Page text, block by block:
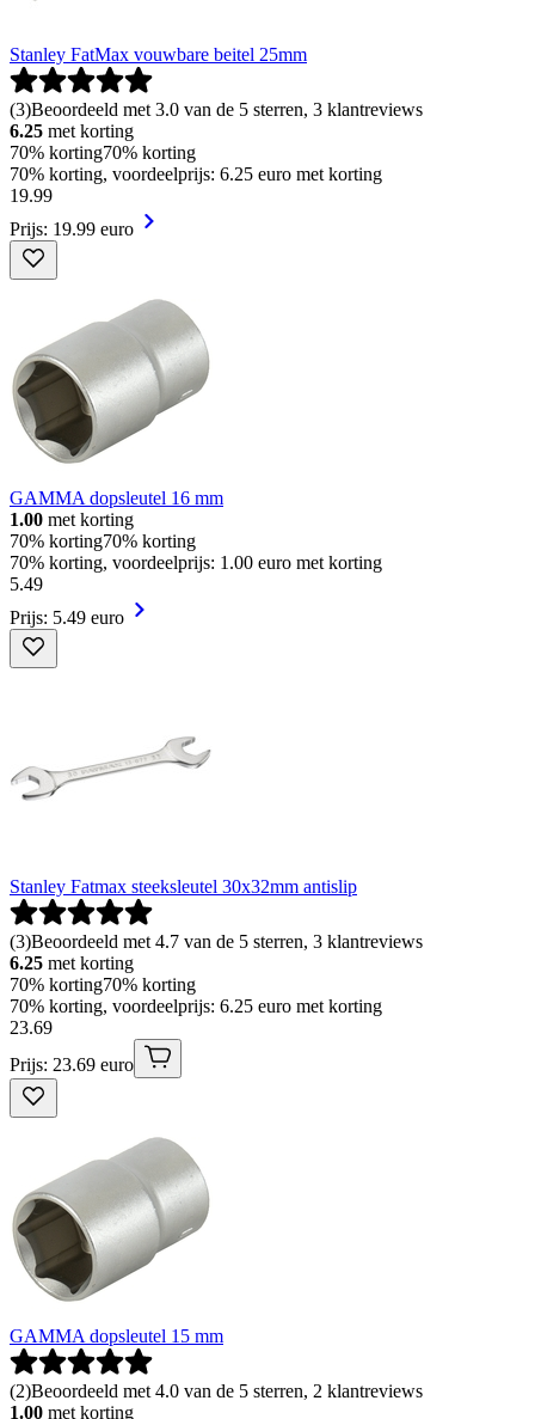
Stanley FatMax vouwbare beitel 25mm
(3)Beoordeeld met 3.0 van de 5 sterren, 3 klantreviews
6.25 met korting
70% korting70% korting
70% korting, voordeelprijs: 6.25 euro met korting
19.99
Prijs: 19.99 euro
GAMMA dopsleutel 16 mm
1.00 met korting
70% korting70% korting
70% korting, voordeelprijs: 1.00 euro met korting
5.49
Prijs: 5.49 euro
Stanley Fatmax steeksleutel 30x32mm antislip
(3)Beoordeeld met 4.7 van de 5 sterren, 3 klantreviews
6.25 met korting
70% korting70% korting
70% korting, voordeelprijs: 6.25 euro met korting
23.69
Prijs: 23.69 euro
GAMMA dopsleutel 15 mm
(2)Beoordeeld met 4.0 van de 5 sterren, 2 klantreviews
1.00 met korting